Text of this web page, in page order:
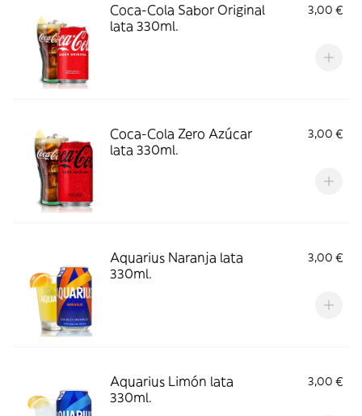
Coca-Cola Sabor Original
lata 330ml.
3,00 €
Coca-Cola Zero Azúcar
lata 330ml.
3,00 €
Aquarius Naranja lata
330ml.
3,00 €
Aquarius Limón lata
330ml.
3,00 €